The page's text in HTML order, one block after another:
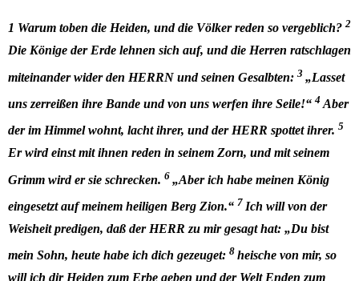
1 Warum toben die Heiden, und die Völker reden so vergeblich? 2
Die Könige der Erde lehnen sich auf, und die Herren ratschlagen
miteinander wider den HERRN und seinen Gesalbten: 3 „Lasset
uns zerreißen ihre Bande und von uns werfen ihre Seile!“ 4 Aber
der im Himmel wohnt, lacht ihrer, und der HERR spottet ihrer. 5
Er wird einst mit ihnen reden in seinem Zorn, und mit seinem
Grimm wird er sie schrecken. 6 „Aber ich habe meinen König
eingesetzt auf meinem heiligen Berg Zion.“ 7 Ich will von der
Weisheit predigen, daß der HERR zu mir gesagt hat: „Du bist
mein Sohn, heute habe ich dich gezeuget: 8 heische von mir, so
will ich dir Heiden zum Erbe geben und der Welt Enden zum